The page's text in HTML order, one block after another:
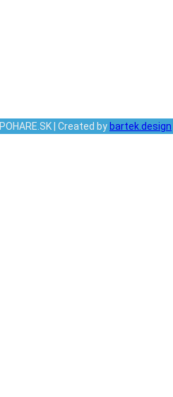
| Created by bartek.design